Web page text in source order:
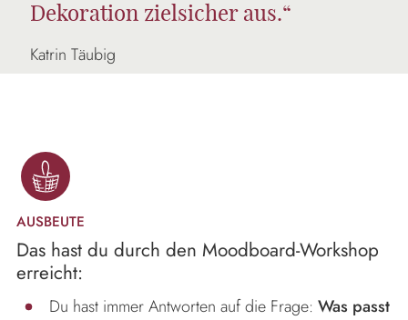
Dekoration zielsicher aus.“
Katrin Täubig
AUSBEUTE
Das hast du durch den Moodboard-Workshop
erreicht:
Du hast immer Antworten auf die Frage: Was passt